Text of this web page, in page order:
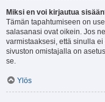
Miksi en voi kirjautua
Tämän tapahtumiseen on
salasanasi ovat oikein. Jos
varmistaaksesi, että sinulla
sivuston omistajalla on
se.
Ylös